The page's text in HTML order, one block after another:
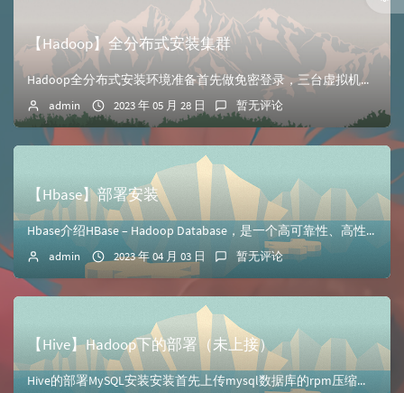
【Hadoop】全分布式安装集群
Hadoop全分布式安装环境准备首先做免密登录，三台虚拟机分别生成秘钥文件//三台都需要操作 ssh-keygen -t rsa //三台都需要打以下命令...
admin 2023 年 05 月 28 日 暂无评论
【Hbase】部署安装
Hbase介绍HBase – Hadoop Database，是一个高可靠性、高性能、面向列、可伸缩的分布式存储系统，利用HBase技术可在廉价PC Se...
admin 2023 年 04 月 03 日 暂无评论
【Hive】Hadoop下的部署（未上接）
Hive的部署MySQL安装安装首先上传mysql数据库的rpm压缩包到主机/opt/software//解压缩包到当前目录中 [root@master-...